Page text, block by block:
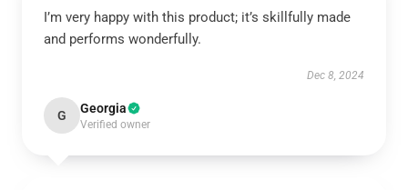
I’m very happy with this product; it’s skillfully made
and performs wonderfully.
Dec 8, 2024
G Georgia
Verified owner